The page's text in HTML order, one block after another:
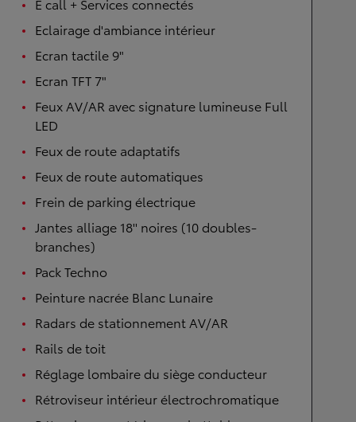
Eclairage d'ambiance intérieur
Ecran tactile 9"
Ecran TFT 7"
Feux AV/AR avec signature lumineuse Full
LED
Feux de route adaptatifs
Feux de route automatiques
Frein de parking électrique
Jantes alliage 18'' noires (10 doubles-
branches)
Pack Techno
Peinture nacrée Blanc Lunaire
Radars de stationnement AV/AR
Rails de toit
Réglage lombaire du siège conducteur
Rétroviseur intérieur électrochromatique